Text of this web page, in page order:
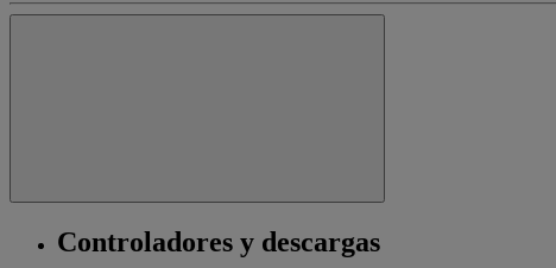
Controladores y descargas